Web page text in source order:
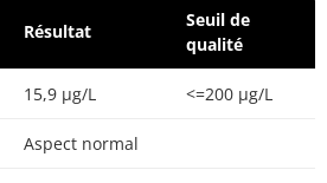
Résultat
Seuil de
qualité
15,9 µg/L <=200 µg/L
Aspect normal